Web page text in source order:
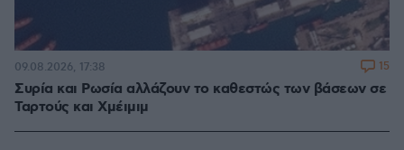
Συρία και Ρωσία αλλάζουν το καθεστώς των βάσεων σε
Ταρτούς και Χμέιμιμ
09.08.2026, 17:38 15